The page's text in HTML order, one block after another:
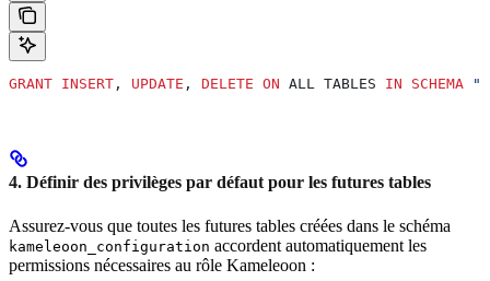
GRANT INSERT , UPDATE , DELETE ON ALL TABLES IN SCHEMA
4. Définir des privilèges par défaut pour les futures tables
Assurez-vous que toutes les futures tables créées dans le schéma
kameleoon_configuration accordent automatiquement les
permissions nécessaires au rôle Kameleoon :